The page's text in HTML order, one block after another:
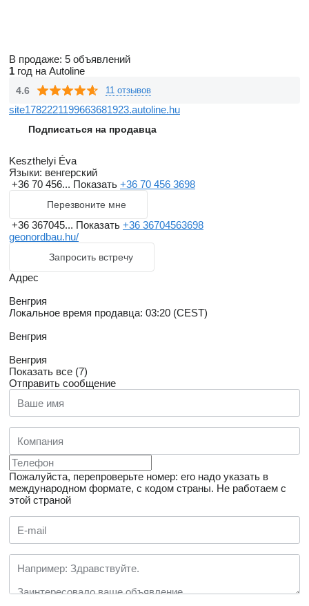
В продаже: 5 объявлений
1 год на Autoline
4.6 11 отзывов
site1782221199663681923.autoline.hu
Подписаться на продавца
Keszthelyi Éva
Языки: венгерский
+36 70 456... Показать +36 70 456 3698
Перезвоните мне
+36 367045... Показать +36 36704563698
geonordbau.hu/
Запросить встречу
Адрес
Венгрия
Локальное время продавца: 03:20 (CEST)
Венгрия
Венгрия
Показать все (7)
Отправить сообщение
Пожалуйста, перепроверьте номер: его надо указать в
международном формате, с кодом страны. Не работаем с
этой страной